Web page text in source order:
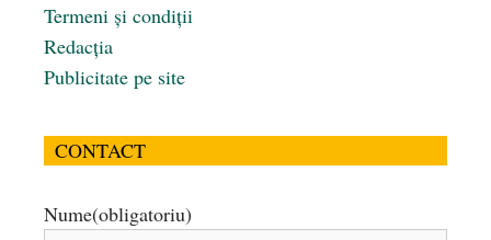
Termeni și condiții
Redacția
Publicitate pe site
CONTACT
Nume(obligatoriu)